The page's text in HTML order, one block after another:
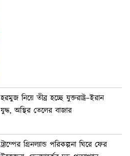
হরমুজ নিয়ে তীব্র হচ্ছে যুক্তরাষ্ট্র–ইরান
যুদ্ধ, অস্থির তেলের বাজার
ট্রাম্পের গ্রিনল্যান্ড পরিকল্পনা ঘিরে ফের